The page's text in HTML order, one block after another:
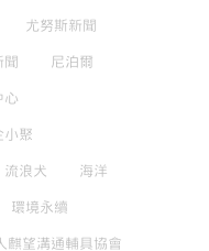
尤努斯新聞
聞 尼泊爾
心
小聚
流浪犬 海洋
環境永續
麒望溝通輔具協會